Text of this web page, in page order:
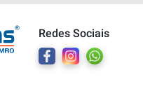
Redes Sociais